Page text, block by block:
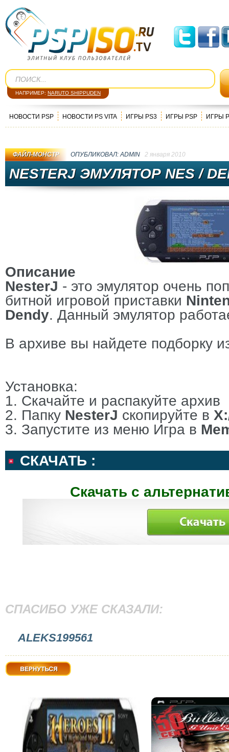
НАПРИМЕР: NARUTO SHIPPUDEN
НОВОСТИ PSP НОВОСТИ PS VITA ИГРЫ PS3 ИГРЫ PSP ИГРЫ
ФАЙЛ-МОНСТР ОПУБЛИКОВАЛ:ADMIN 2 января 2010
NESTERJ ЭМУЛЯТОР NES /
Описание
NesterJ - это эмулятор очень
битной игровой приставки
Dendy. Данный эмулятор
В архиве вы найдете подборку
Установка:
1. Скачайте и распакуйте архив
2. Папку NesterJ скопируйте в
3. Запустите из меню Игра в
СКАЧАТЬ :
Скачать с
СПАСИБО УЖЕ СКАЗАЛИ:
ALEKS199561